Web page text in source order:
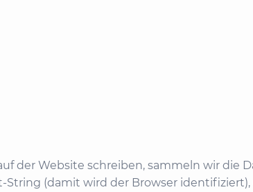
der Website schreiben, sammeln wir die
String (damit wird der Browser